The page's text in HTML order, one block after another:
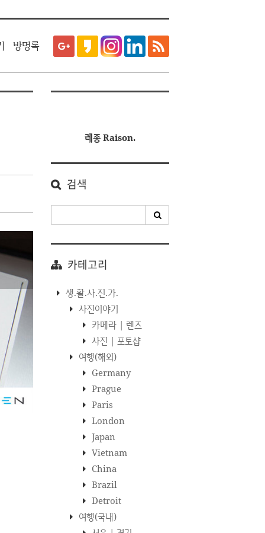
방명록
레종 Raison.
검색
카테고리
생.활.사.진.가.
사진이야기
카메라 | 렌즈
사진 | 포토샵
여행(해외)
Germany
Prague
Paris
London
Japan
Vietnam
China
Brazil
Detroit
여행(국내)